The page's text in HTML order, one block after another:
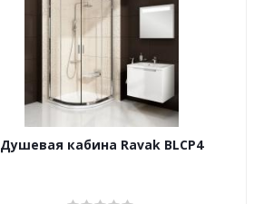
Душевая кабина Ravak BLCP4